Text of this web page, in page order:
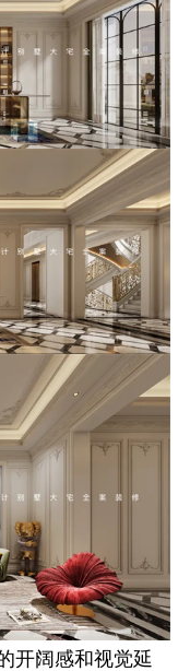
开阔感和视觉延